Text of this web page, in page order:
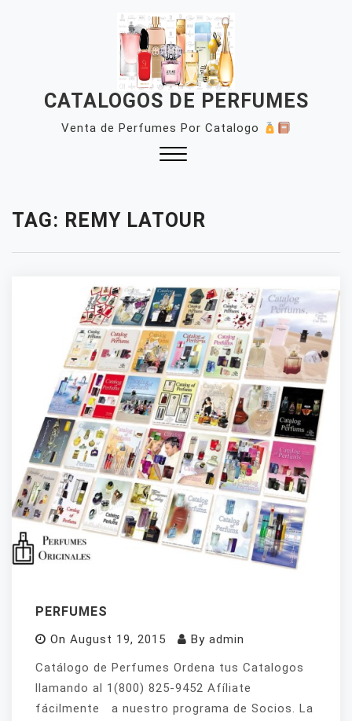
CATALOGOS DE PERFUMES
Venta de Perfumes Por Catalogo
TAG: REMY LATOUR
PERFUMES
On August 19, 2015 By admin
Catálogo de Perfumes Ordena tus Catalogos
llamando al 1(800) 825-9452 Afíliate
fácilmente a nuestro programa de Socios. La